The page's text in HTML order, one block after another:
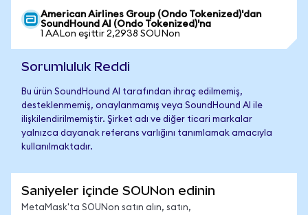
American Airlines Group (Ondo Tokenized)'dan
SoundHound AI (Ondo Tokenized)'na
1 AALon eşittir 2,2938 SOUNon
Sorumluluk Reddi
Bu ürün SoundHound AI tarafından ihraç edilmemiş,
desteklenmemiş, onaylanmamış veya SoundHound AI ile
ilişkilendirilmemiştir. Şirket adı ve diğer ticari markalar
yalnızca dayanak referans varlığını tanımlamak amacıyla
kullanılmaktadır.
Saniyeler içinde SOUNon edinin
MetaMask'ta SOUNon satın alın, satın,